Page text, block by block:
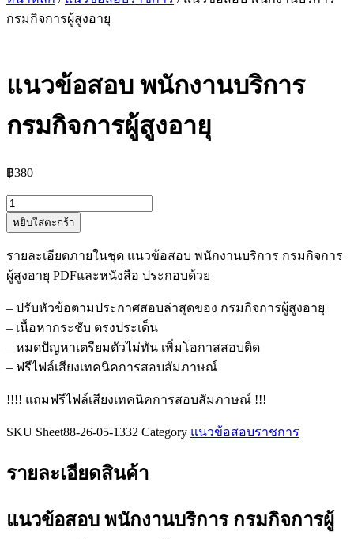
กรมกิจการผู้สูงอายุ
แนวข้อสอบ พนักงานบริการ
กรมกิจการผู้สูงอายุ
฿380
จำนวน
แนว
พนักงาน
บริการ
กรม
กิจการ
สูง
ชิ้น
หยิบใส่ตะกร้า
รายละเอียดภายในชุด แนวข้อสอบ พนักงานบริการ กรมกิจการ
ผู้สูงอายุ PDFและหนังสือ ประกอบด้วย
– ปรับหัวข้อตามประกาศสอบล่าสุดของ กรมกิจการผู้สูงอายุ
– เนื้อหากระชับ ตรงประเด็น
– หมดปัญหาเตรียมตัวไม่ทัน เพิ่มโอกาสสอบติด
– ฟรีไฟล์เสียงเทคนิคการสอบสัมภาษณ์
!!!! แถมฟรีไฟล์เสียงเทคนิคการสอบสัมภาษณ์ !!!
SKU Sheet88-26-05-1332 Category แนวข้อสอบราชการ
รายละเอียดสินค้า
แนวข้อสอบ พนักงานบริการ กรมกิจการผู้